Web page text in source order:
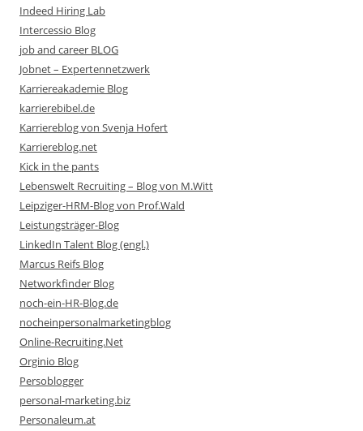
Indeed Hiring Lab
Intercessio Blog
job and career BLOG
Jobnet – Expertennetzwerk
Karriereakademie Blog
karrierebibel.de
Karriereblog von Svenja Hofert
Karriereblog.net
Kick in the pants
Lebenswelt Recruiting – Blog von M.Witt
Leipziger-HRM-Blog von Prof.Wald
Leistungsträger-Blog
LinkedIn Talent Blog (engl.)
Marcus Reifs Blog
Networkfinder Blog
noch-ein-HR-Blog.de
nocheinpersonalmarketingblog
Online-Recruiting.Net
Orginio Blog
Persoblogger
personal-marketing.biz
Personaleum.at